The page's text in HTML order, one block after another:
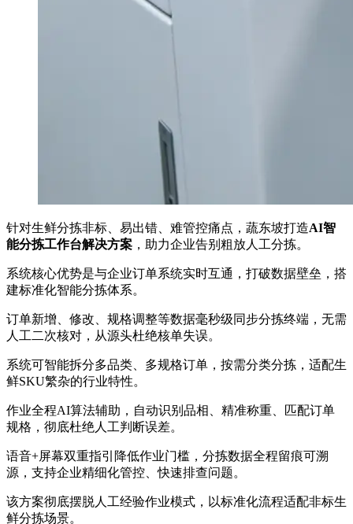
针对生鲜分拣非标、易出错、难管控痛点，蔬东坡打造AI智
能分拣工作台解决方案 ，助力企业告别粗放人工分拣。
系统核心优势是与企业订单系统实时互通，打破数据壁垒，搭
建标准化智能分拣体系。
订单新增、修改、规格调整等数据毫秒级同步分拣终端，无需
人工二次核对，从源头杜绝核单失误。
系统可智能拆分多品类、多规格订单，按需分类分拣，适配生
鲜SKU繁杂的行业特性。
作业全程AI算法辅助，自动识别品相、精准称重、匹配订单
规格，彻底杜绝人工判断误差。
语音+屏幕双重指引降低作业门槛，分拣数据全程留痕可溯
源，支持企业精细化管控、快速排查问题。
该方案彻底摆脱人工经验作业模式，以标准化流程适配非标生
鲜分拣场景。